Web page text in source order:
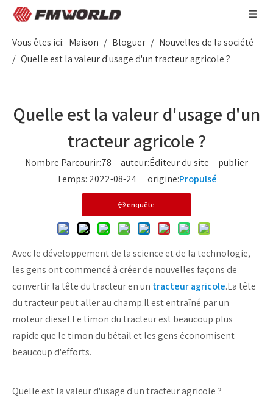
Vous êtes ici: Maison / Bloguer / Nouvelles de la société
/ Quelle est la valeur d'usage d'un tracteur agricole ?
Quelle est la valeur d'usage d'un
tracteur agricole ?
Nombre Parcourir:78 auteur:Éditeur du site publier
Temps: 2022-08-24 origine:Propulsé
enquête
Avec le développement de la science et de la technologie,
les gens ont commencé à créer de nouvelles façons de
convertir la tête du tracteur en un tracteur agricole.La tête
du tracteur peut aller au champ.Il est entraîné par un
moteur diesel.Le timon du tracteur est beaucoup plus
rapide que le timon du bétail et les gens économisent
beaucoup d'efforts.
Quelle est la valeur d'usage d'un tracteur agricole ?